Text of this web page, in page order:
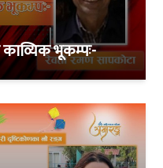
भूकम्पः-